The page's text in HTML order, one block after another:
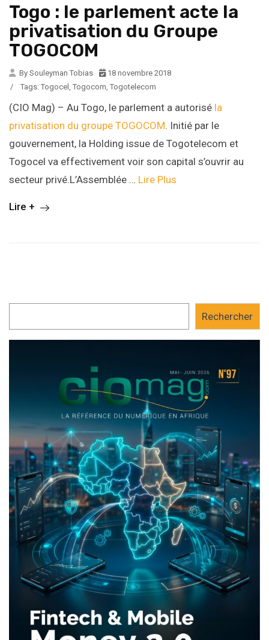
Togo : le parlement acte la
privatisation du Groupe
TOGOCOM
By Souleyman Tobias
18 novembre 2018
/
Tags: Togocel Togocom Togotelecom
(CIO Mag) – Au Togo, le parlement a autorisé la
privatisation du groupe TOGOCOM. Initié par le
gouvernement, la Holding issue de Togotelecom et
Togocel va effectivement voir son capital s’ouvrir au
secteur privé.L’Assemblée … Lire Plus
Lire +
Rechercher